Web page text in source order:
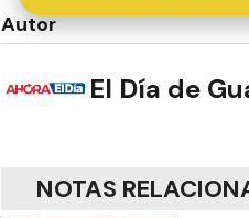
Autor
El Día de
NOTAS